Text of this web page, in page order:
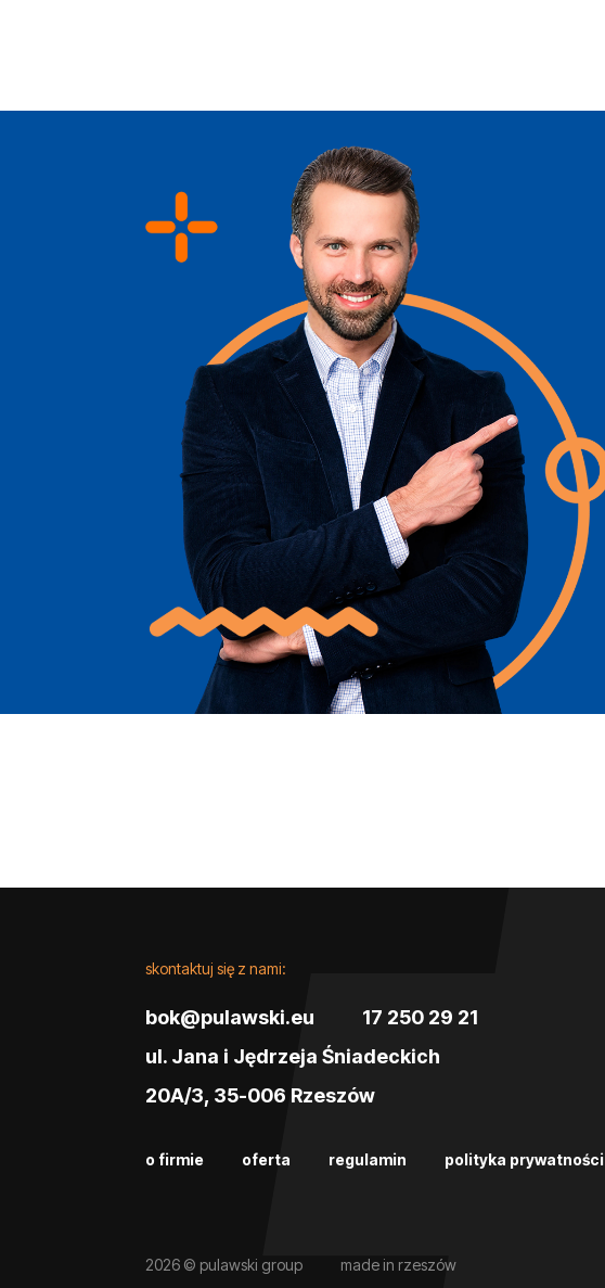
skontaktuj się z nami:
bok@pulawski.eu
17 250 29 21
ul. Jana i Jędrzeja Śniadeckich
20A/3, 35-006 Rzeszów
o firmie oferta regulamin polityka prywatności
2026 © pulawski group made in rzeszów